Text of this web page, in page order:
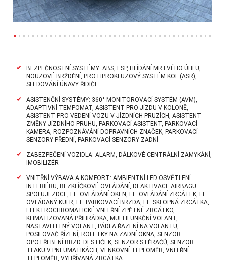
BEZPEČNOSTNÍ SYSTÉMY: ABS, ESP, HLÍDÁNÍ MRTVÉHO ÚHLU,
NOUZOVÉ BRŽDĚNÍ, PROTIPROKLUZOVÝ SYSTÉM KOL (ASR),
SLEDOVÁNÍ ÚNAVY ŘIDIČE
ASISTENČNÍ SYSTÉMY: 360° MONITOROVACÍ SYSTÉM (AVM),
ADAPTIVNÍ TEMPOMAT, ASISTENT PRO JÍZDU V KOLONĚ,
ASISTENT PRO VEDENÍ VOZU V JÍZDNÍCH PRUZÍCH, ASISTENT
ZMĚNY JÍZDNÍHO PRUHU, PARKOVACÍ ASISTENT, PARKOVACÍ
KAMERA, ROZPOZNÁVÁNÍ DOPRAVNÍCH ZNAČEK, PARKOVACÍ
SENZORY PŘEDNÍ, PARKOVACÍ SENZORY ZADNÍ
ZABEZPEČENÍ VOZIDLA: ALARM, DÁLKOVÉ CENTRÁLNÍ ZAMYKÁNÍ,
IMOBILIZÉR
VNITŘNÍ VÝBAVA A KOMFORT: AMBIENTNÍ LED OSVĚTLENÍ
INTERIÉRU, BEZKLÍČKOVÉ OVLÁDÁNÍ, DEAKTIVACE AIRBAGU
SPOLUJEZDCE, EL. OVLÁDÁNÍ OKEN, EL. OVLÁDÁNÍ ZRCÁTEK, EL.
OVLÁDANÝ KUFR, EL. PARKOVACÍ BRZDA, EL. SKLOPNÁ ZRCÁTKA,
ELEKTROCHROMATICKÉ VNITŘNÍ ZPĚTNÉ ZRCÁTKO,
KLIMATIZOVANÁ PŘIHRÁDKA, MULTIFUNKČNÍ VOLANT,
NASTAVITELNÝ VOLANT, PÁDLA ŘAZENÍ NA VOLANTU,
POSILOVAČ ŘÍZENÍ, ROLETKY NA ZADNÍ OKNA, SENZOR
OPOTŘEBENÍ BRZD. DESTIČEK, SENZOR STĚRAČŮ, SENZOR
TLAKU V PNEUMATIKÁCH, VENKOVNÍ TEPLOMĚR, VNITŘNÍ
TEPLOMĚR, VYHŘÍVANÁ ZRCÁTKA